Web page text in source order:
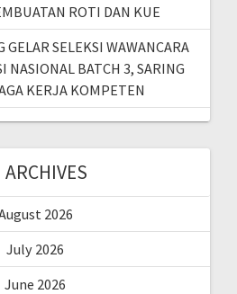
ROTI DAN KUE
SELEKSI WAWANCARA
NASIONAL BATCH 3, SARING
KERJA KOMPETEN
ARCHIVES
2026
July 2026
June 2026